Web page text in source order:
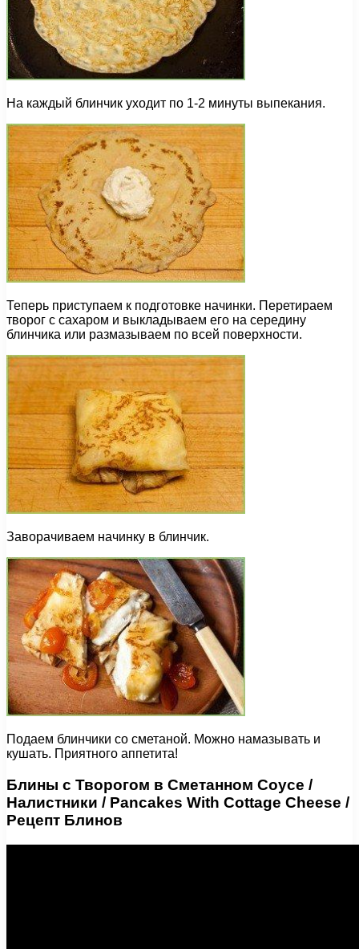
На каждый блинчик уходит по 1-2 минуты выпекания.
Теперь приступаем к подготовке начинки. Перетираем
творог с сахаром и выкладываем его на середину
блинчика или размазываем по всей поверхности.
Заворачиваем начинку в блинчик.
Подаем блинчики со сметаной. Можно намазывать и
кушать. Приятного аппетита!
Блины с Творогом в Сметанном Соусе /
Налистники / Pancakes With Cottage Cheese /
Рецепт Блинов